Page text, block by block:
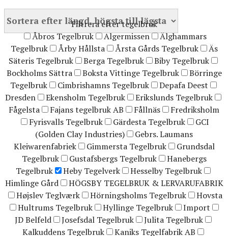
Filtrera efter tegelbruk
Åbros Tegelbruk
Algermissen
Älghammars
Tegelbruk
Årby Hållsta Årsta Gårds Tegelbruk
Äs
Säteris Tegelbruk
Berga Tegelbruk
Biby Tegelbruk
Bockholms Sättra
Boksta Vittinge Tegelbruk
Börringe
Tegelbruk
Cimbrishamns Tegelbruk
Depafa Deest
Dresden
Ekensholm Tegelbruk
Erikslunds Tegelbruk
Fågelsta
Fajans tegelbruk AB Fållnäs
Fredriksholm
Fyrisvalls Tegelbruk
Gärdesta Tegelbruk
GCI
(Golden Clay Industries)
Gebrs. Laumans
Kleiwarenfabriek
Gimmersta Tegelbruk
Grundsdal
Tegelbruk
Gustafsbergs Tegelbruk
Hanebergs
Tegelbruk
Heby Tegelverk
Hesselby Tegelbruk
Himlinge Gård
HÖGSBY TEGELBRUK & LERVARUFABRIK
Højslev Teglværk
Hörningsholms Tegelbruk
Hovsta
Hultrums Tegelbruk
Hyllinge Tegelbruk
Import
JD Belfeld
Josefsdal Tegelbruk
Julita Tegelbruk
Kalkuddens Tegelbruk
Kaniks Tegelfabrik AB